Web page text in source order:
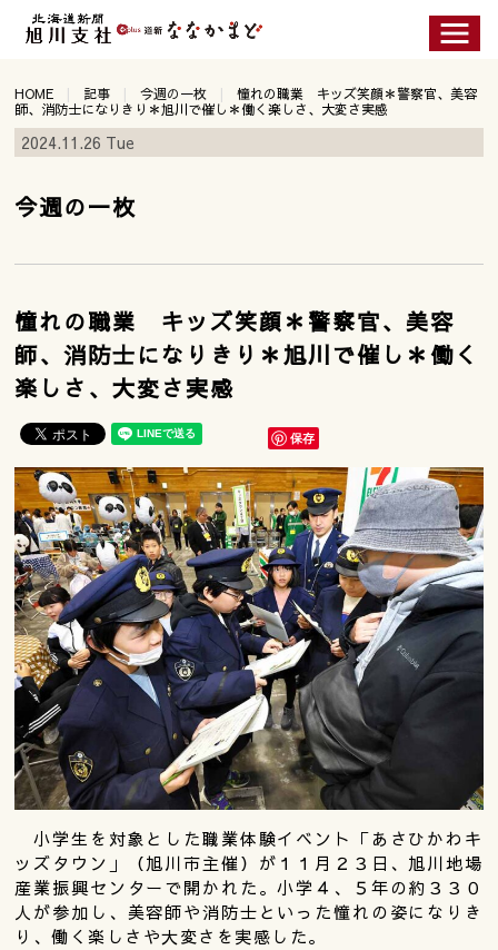
HOME 記事 今週の一枚
憧れの職業 キッズ笑顔＊警察官、美容
師、消防士になりきり＊旭川で催し＊働く楽しさ、大変さ実感
2024.11.26 Tue
今週の一枚
憧れの職業 キッズ笑顔＊警察官、美容
師、消防士になりきり＊旭川で催し＊働く
楽しさ、大変さ実感
保存
小学生を対象とした職業体験イベント「あさひかわキ
ッズタウン」（旭川市主催）が１１月２３日、旭川地場
産業振興センターで開かれた。小学４、５年の約３３０
人が参加し、美容師や消防士といった憧れの姿になりき
り、働く楽しさや大変さを実感した。